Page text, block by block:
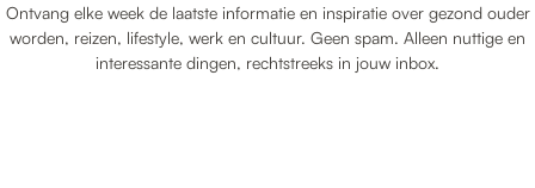
Ontvang elke week de laatste informatie en inspiratie over gezond ouder
worden, reizen, lifestyle, werk en cultuur. Geen spam. Alleen nuttige en
interessante dingen, rechtstreeks in jouw inbox.